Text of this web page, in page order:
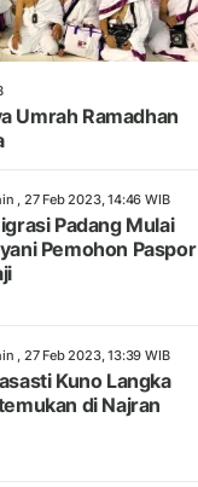
Umrah Ramadhan
, 27 Feb 2023, 14:46 WIB
Padang Mulai
Pemohon Paspor
, 27 Feb 2023, 13:39 WIB
Kuno Langka
di Najran